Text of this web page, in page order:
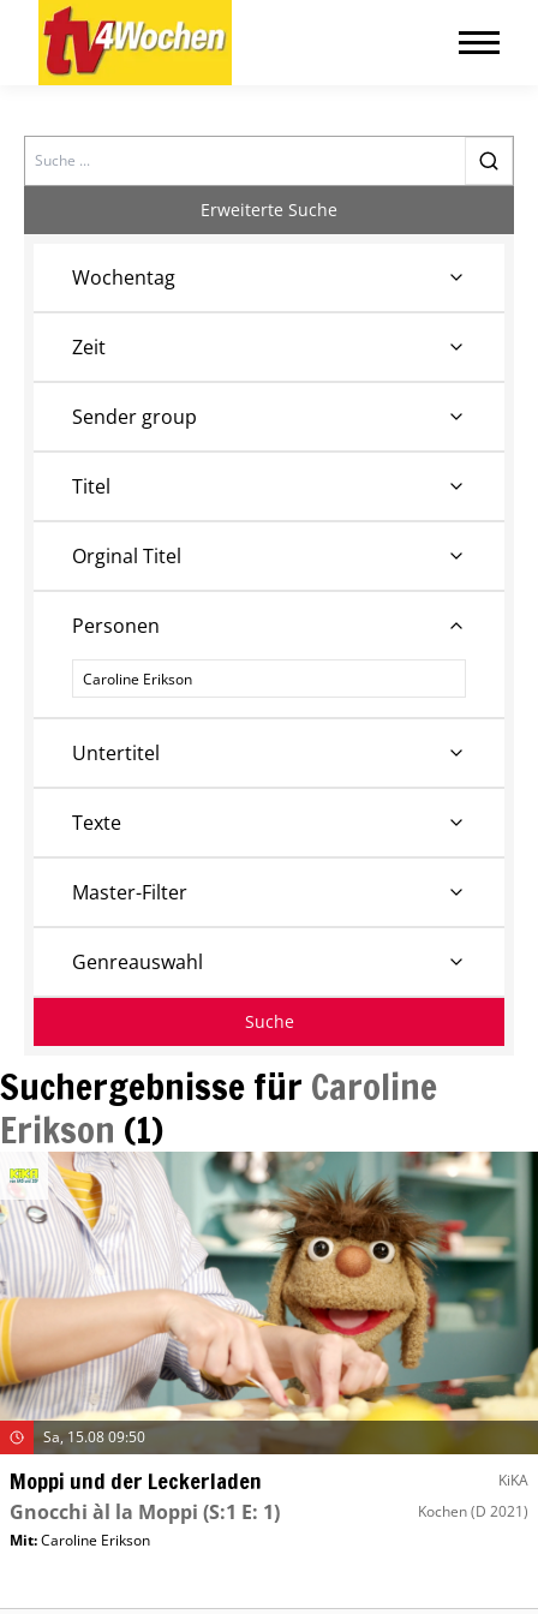
Search
Suchergebnisse für Caroline
Erikson (1)
Sa, 15.08 09:50
Moppi und der Leckerladen KiKA
Gnocchi àl la Moppi (S:1 E: 1) Kochen(D 2021)
Mit:Caroline Erikson
Erweiterte Suche
Wochentag
Zeit
Sender group
Titel
Orginal Titel
Personen
Personen
Untertitel
Texte
Master-Filter
Genreauswahl
Suche